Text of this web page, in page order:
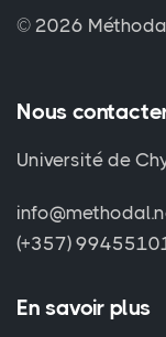
© 2026
Nous
Université de
(+357)
En savoir plus